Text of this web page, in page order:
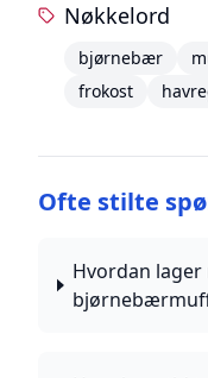
Nøkkelord
bjørnebær
frokost
Ofte stilte
Hvordan lager